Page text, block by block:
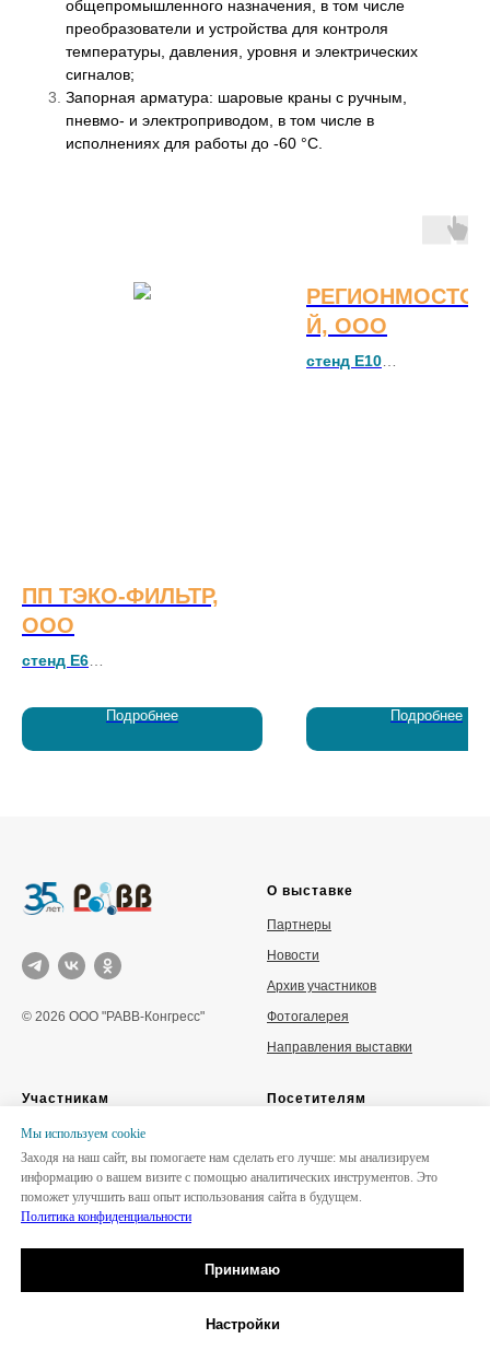
Мы используем сookie
Заходя на наш сайт, вы помогаете нам сделать его лучше: мы анализируем
информацию о вашем визите с помощью аналитических инструментов. Это
поможет улучшить ваш опыт использования сайта в будущем.
Политика конфиденциальности
Принимаю
Настройки
общепромышленного назначения, в том числе
преобразователи и устройства для контроля
температуры, давления, уровня и электрических
сигналов;
Запорная арматура: шаровые краны с ручным,
пневмо- и электроприводом, в том числе в
исполнениях для работы до -60 °С.
ПП ТЭКО-ФИЛЬТР,
ООО
стенд Е6
Предприятие «ТЭКО-ФИЛЬТР» с
1994 года занимается
разработкой и производством
Подробнее
Й, ООО
стенд E10
Подробнее
© 2026 ООО "РАВВ-Конгресс"
О выставке
Партнеры
Новости
Архив участников
Фотогалерея
Направления выставки
Участникам
Забронировать стенд
Каталог участников
Отзывы участников
Итоги 2025
Посетителям
Деловая программа
Буклет